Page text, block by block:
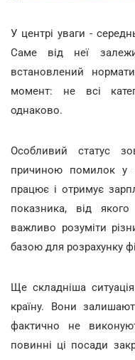
У центрі уваги -
Саме від неї
встановлений
момент: не всі
однаково.
Особливий статус
причиною помилок у
працює і отримує
показника, від
важливо розуміти
базою для розрахунку
Ще складніша
країну. Вони
фактично не
повинні ці посади